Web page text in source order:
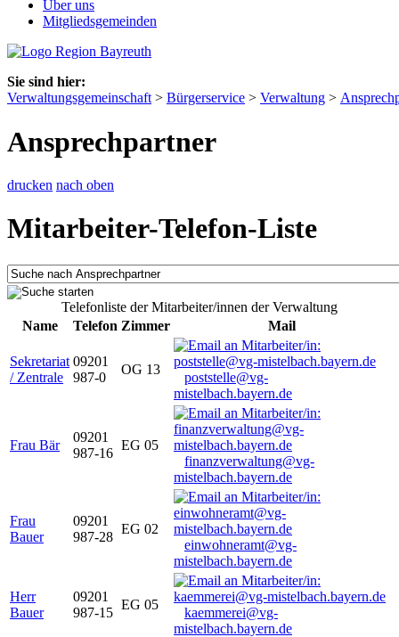
Über uns
Mitgliedsgemeinden
Sie sind hier:
Verwaltungsgemeinschaft > Bürgerservice > Verwaltung >
Ansprechpartner
drucken nach oben
Mitarbeiter-Telefon-Liste
Telefonliste der Mitarbeiter/innen der Verwaltung
Name
Telefon Zimmer Mail
Sekretariat
/ Zentrale
09201
987-0
OG 13
poststelle@vg-
mistelbach.bayern.de
Frau Bär
09201
987-16
EG 05
finanzverwaltung@vg-
mistelbach.bayern.de
Frau
Bauer
09201
987-28
EG 02
einwohneramt@vg-
mistelbach.bayern.de
Herr
Bauer
09201
987-15
EG 05
kaemmerei@vg-
mistelbach.bayern.de